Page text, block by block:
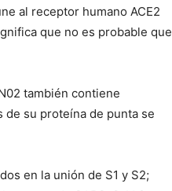
al receptor humano ACE2
que no es probable que
también contiene
su proteína de punta se
en la unión de S1 y S2;